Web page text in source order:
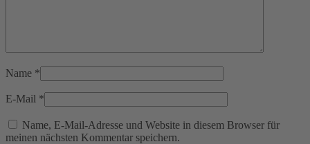
Name *
E-Mail *
Name, E-Mail-Adresse und Website in diesem Browser für
meinen nächsten Kommentar speichern.